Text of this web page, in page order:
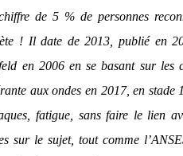
de 5 % de personnes
! Il date de 2013, publié en
en 2006 en se basant sur les
aux ondes en 2017, en stade
fatigue, sans faire le lien
sur le sujet, tout comme